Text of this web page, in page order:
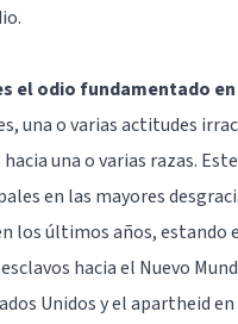
el odio fundamentado
una o varias actitudes
una o varias razas.
en las mayores
los últimos años, estando
hacia el Nuevo
Unidos y el apartheid en